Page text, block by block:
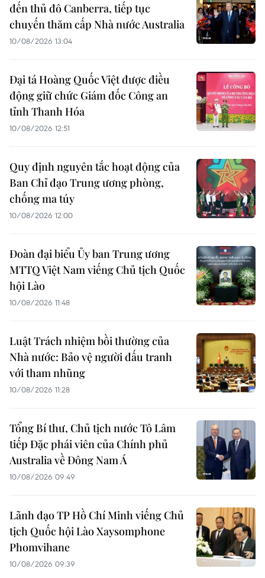
đến thủ đô Canberra, tiếp tục
chuyến thăm cấp Nhà nước Australia
10/08/2026 13:04
Đại tá Hoàng Quốc Việt được điều
động giữ chức Giám đốc Công an
tỉnh Thanh Hóa
10/08/2026 12:51
Quy định nguyên tắc hoạt động của
Ban Chỉ đạo Trung ương phòng,
chống ma túy
10/08/2026 12:00
Đoàn đại biểu Ủy ban Trung ương
MTTQ Việt Nam viếng Chủ tịch Quốc
hội Lào
10/08/2026 11:48
Luật Trách nhiệm bồi thường của
Nhà nước: Bảo vệ người đấu tranh
với tham nhũng
10/08/2026 11:28
Tổng Bí thư, Chủ tịch nước Tô Lâm
tiếp Đặc phái viên của Chính phủ
Australia về Đông Nam Á
10/08/2026 09:49
Lãnh đạo TP Hồ Chí Minh viếng Chủ
tịch Quốc hội Lào Xaysomphone
Phomvihane
10/08/2026 09:39